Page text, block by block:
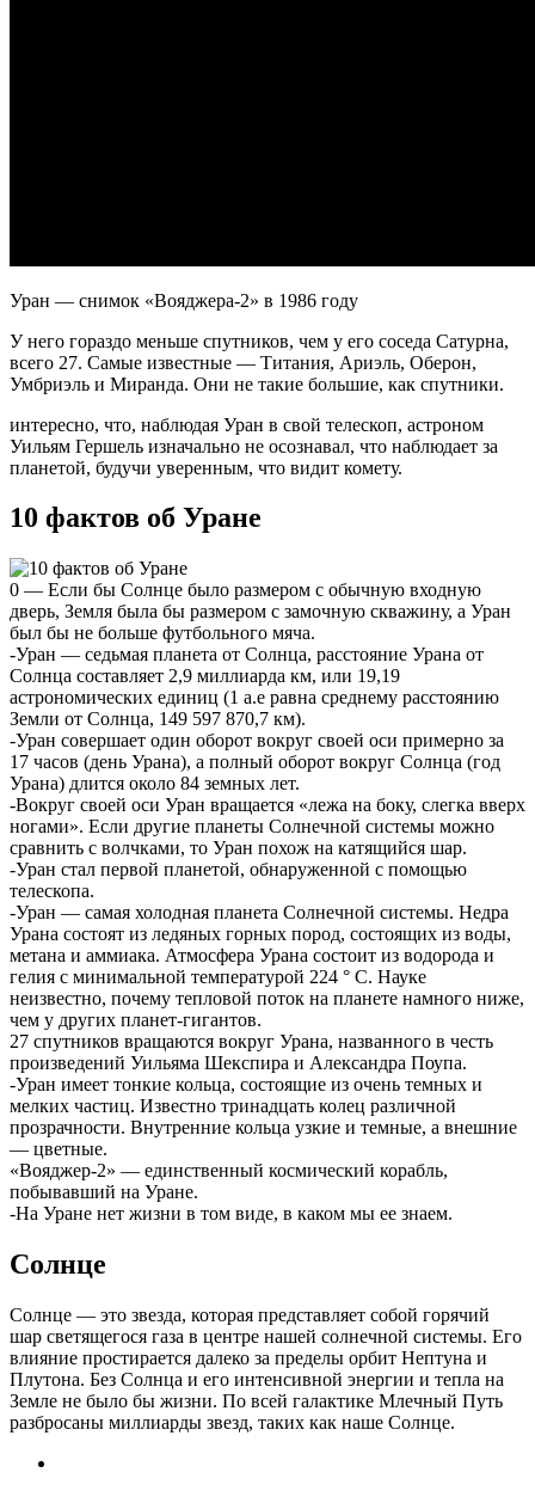
Уран — снимок «Вояджера-2» в 1986 году
У него гораздо меньше спутников, чем у его соседа Сатурна,
всего 27. Самые известные — Титания, Ариэль, Оберон,
Умбриэль и Миранда. Они не такие большие, как спутники.
интересно, что, наблюдая Уран в свой телескоп, астроном
Уильям Гершель изначально не осознавал, что наблюдает за
планетой, будучи уверенным, что видит комету.
10 фактов об Уране
0 — Если бы Солнце было размером с обычную входную
дверь, Земля была бы размером с замочную скважину, а Уран
был бы не больше футбольного мяча.
-Уран — седьмая планета от Солнца, расстояние Урана от
Солнца составляет 2,9 миллиарда км, или 19,19
астрономических единиц (1 а.е равна среднему расстоянию
Земли от Солнца, 149 597 870,7 км).
-Уран совершает один оборот вокруг своей оси примерно за
17 часов (день Урана), а полный оборот вокруг Солнца (год
Урана) длится около 84 земных лет.
-Вокруг своей оси Уран вращается «лежа на боку, слегка вверх
ногами». Если другие планеты Солнечной системы можно
сравнить с волчками, то Уран похож на катящийся шар.
-Уран стал первой планетой, обнаруженной с помощью
телескопа.
-Уран — самая холодная планета Солнечной системы. Недра
Урана состоят из ледяных горных пород, состоящих из воды,
метана и аммиака. Атмосфера Урана состоит из водорода и
гелия с минимальной температурой 224 ° C. Науке
неизвестно, почему тепловой поток на планете намного ниже,
чем у других планет-гигантов.
27 спутников вращаются вокруг Урана, названного в честь
произведений Уильяма Шекспира и Александра Поупа.
-Уран имеет тонкие кольца, состоящие из очень темных и
мелких частиц. Известно тринадцать колец различной
прозрачности. Внутренние кольца узкие и темные, а внешние
— цветные.
«Вояджер-2» — единственный космический корабль,
побывавший на Уране.
-На Уране нет жизни в том виде, в каком мы ее знаем.
Солнце
Солнце — это звезда, которая представляет собой горячий
шар светящегося газа в центре нашей солнечной системы. Его
влияние простирается далеко за пределы орбит Нептуна и
Плутона. Без Солнца и его интенсивной энергии и тепла на
Земле не было бы жизни. По всей галактике Млечный Путь
разбросаны миллиарды звезд, таких как наше Солнце.